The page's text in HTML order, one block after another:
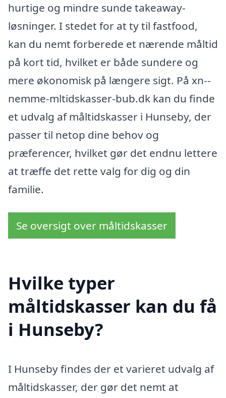
hurtige og mindre sunde takeaway-
løsninger. I stedet for at ty til fastfood,
kan du nemt forberede et nærende måltid
på kort tid, hvilket er både sundere og
mere økonomisk på længere sigt. På xn--
nemme-mltidskasser-bub.dk kan du finde
et udvalg af måltidskasser i Hunseby, der
passer til netop dine behov og
præferencer, hvilket gør det endnu lettere
at træffe det rette valg for dig og din
familie.
Se oversigt over måltidskasser
Hvilke typer
måltidskasser kan du få
i Hunseby?
I Hunseby findes der et varieret udvalg af
måltidskasser, der gør det nemt at